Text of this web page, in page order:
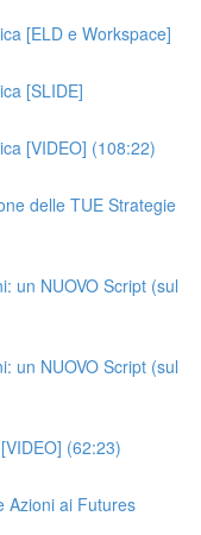
[ELD e Workspace]
[SLIDE]
[VIDEO] (108:22)
delle TUE Strategie
un NUOVO Script (sul
un NUOVO Script (sul
(62:23)
Azioni ai Futures